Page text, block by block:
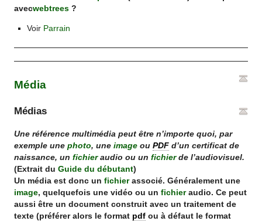
avecwebtrees ?
Voir Parrain
Média
Médias
Une référence multimédia peut être n’importe quoi, par
exemple unephoto, uneimage ouPDF d’un certificat de
naissance, unfichieraudio ou unfichierde l’audiovisuel.
(Extrait duGuide du débutant)
Un média est donc unfichierassocié. Généralement une
image, quelquefois une vidéo ou unfichieraudio. Ce peut
aussi être un document construit avec un traitement de
texte (préférer alors le format pdf ou à défaut le format